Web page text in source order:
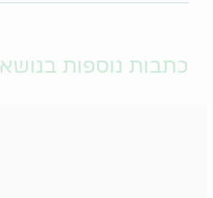
כתבות נוספות בנושא